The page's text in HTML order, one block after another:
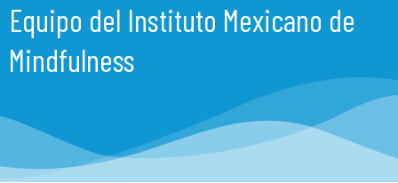
Equipo del Instituto Mexicano de
Mindfulness